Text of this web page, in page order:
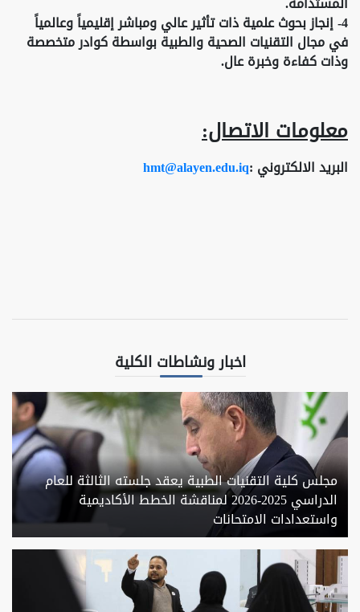
4- إنجاز بحوث علمية ذات تأثير عالي ومباشر إقليمياً وعالمياً
في مجال التقنيات الصحية والطبية بواسطة كوادر متخصصة
وذات كفاءة وخبرة عال.
معلومات الاتصال:
البريد الالكتروني :hmt@alayen.edu.iq
اخبار ونشاطات الكلية
مجلس كلية التقنيات الطبية يعقد جلسته الثالثة للعام
الدراسي 2025-2026 لمناقشة الخطط الأكاديمية
واستعدادات الامتحانات